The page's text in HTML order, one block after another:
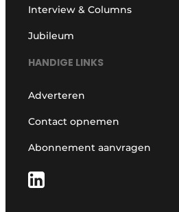
Interview & Columns
Jubileum
HANDIGE LINKS
Adverteren
Contact opnemen
Abonnement aanvragen